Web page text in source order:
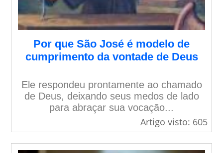
Por que São José é modelo de
cumprimento da vontade de Deus
Ele respondeu prontamente ao chamado
de Deus, deixando seus medos de lado
para abraçar sua vocação...
Artigo visto: 605